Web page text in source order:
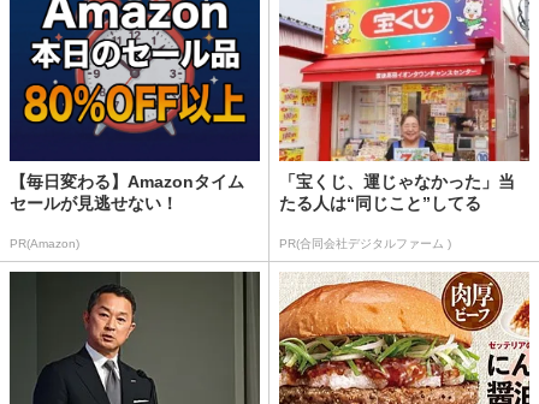
【毎日変わる】Amazonタイム
セールが見逃せない！
PR(Amazon)
「宝くじ、運じゃなかった」当
たる人は“同じこと”してる
PR(合同会社デジタルファーム )